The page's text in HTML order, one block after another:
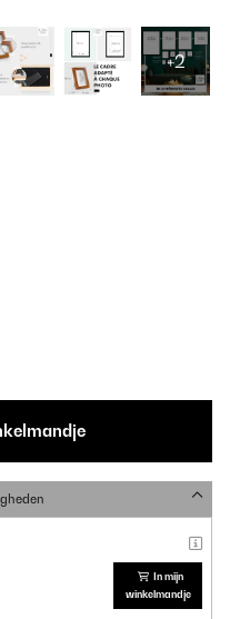
+2
In mijn
winkelmandje